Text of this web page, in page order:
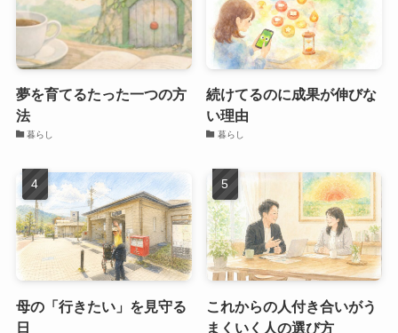
夢を育てるたった一つの方
法
暮らし
続けてるのに成果が伸びな
い理由
暮らし
母の「行きたい」を見守る
日
これからの人付き合いがう
まくいく人の選び方